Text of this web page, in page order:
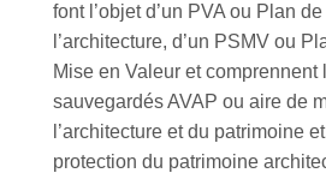
font l’objet d’un PVA ou Plan
l’architecture, d’un PSMV ou
Mise en Valeur et comprennent
sauvegardés AVAP ou aire de
l’architecture et du patrimoine
protection du patrimoine